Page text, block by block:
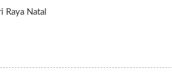
Raya Natal